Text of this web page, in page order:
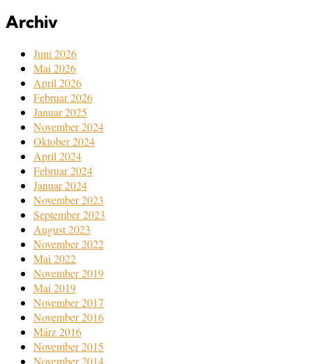
Archiv
Juni 2026
Mai 2026
April 2026
Februar 2026
Januar 2025
November 2024
Oktober 2024
April 2024
Februar 2024
Januar 2024
November 2023
September 2023
August 2023
November 2022
Mai 2022
November 2019
Mai 2019
November 2017
November 2016
März 2016
November 2015
November 2014